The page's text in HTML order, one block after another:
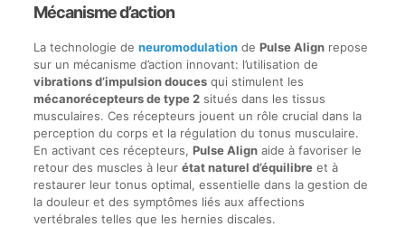
Mécanisme d’action
La technologie de neuromodulationde Pulse Alignrepose
sur un mécanisme d’action innovant: l’utilisation de
vibrations d’impulsion doucesqui stimulent les
mécanorécepteurs de type 2situés dans les tissus
musculaires. Ces récepteurs jouent un rôle crucial dans la
perception du corps et la régulation du tonus musculaire.
En activant ces récepteurs, Pulse Alignaide à favoriser le
retour des muscles à leur état naturel d’équilibreet à
restaurer leur tonus optimal, essentielle dans la gestion de
la douleur et des symptômes liés aux affections
vertébrales telles que les hernies discales.